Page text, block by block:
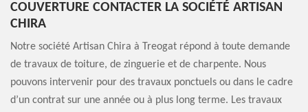
COUVERTURE CONTACTER LA SOCIÉTÉ ARTISAN
CHIRA
Notre société Artisan Chira à Treogat répond à toute demande
de travaux de toiture, de zinguerie et de charpente. Nous
pouvons intervenir pour des travaux ponctuels ou dans le cadre
d’un contrat sur une année ou à plus long terme. Les travaux